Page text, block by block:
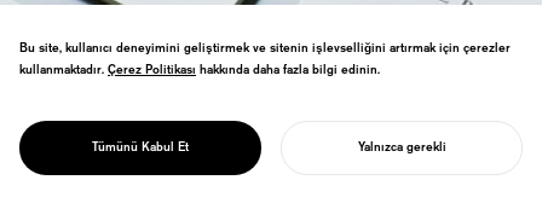
PROJECT
COLLEGIUM
JAPAN
kullanılarak yapılan marka kimliği
Bu site, kullanıcı deneyimini geliştirmek ve sitenin işlevselliğini artırmak için çerezler
kullanmaktadır. Çerez Politikası
Çerez Politikası hakkında daha fazla bilgi edinin.
Tümünü Kabul Et Yalnızca gerekli